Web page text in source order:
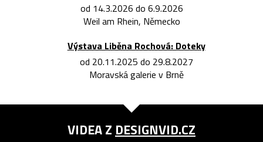
od 14.3.2026 do 6.9.2026
Weil am Rhein, Německo
Výstava Liběna Rochová: Doteky
od 20.11.2025 do 29.8.2027
Moravská galerie v Brně
VIDEA Z DESIGNVID.CZ